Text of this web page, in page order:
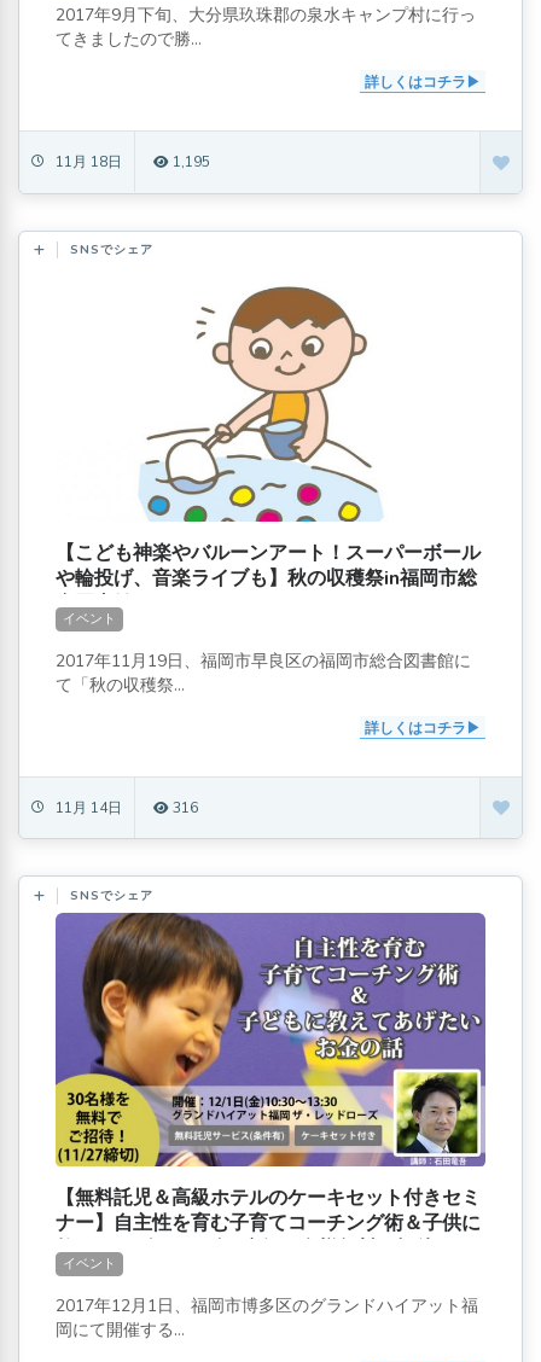
2017年9月下旬、大分県玖珠郡の泉水キャンプ村に行っ
てきましたので勝...
詳しくはコチラ
11月 18日 1,195
SNSでシェア
【こども神楽やバルーンアート！スーパーボール
や輪投げ、音楽ライブも】秋の収穫祭in福岡市総
合図書館
イベント
2017年11月19日、福岡市早良区の福岡市総合図書館に
て「秋の収穫祭...
詳しくはコチラ
11月 14日 316
SNSでシェア
【無料託児＆高級ホテルのケーキセット付きセミ
ナー】自主性を育む子育てコーチング術＆子供に
教えてあげたいお金の話[30名様無料ご招待]
イベント
2017年12月1日、福岡市博多区のグランドハイアット福
岡にて開催する...